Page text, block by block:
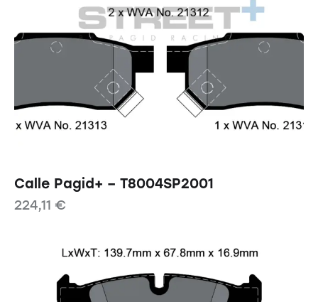
Calle Pagid+ – T8004SP2001
224,11 €